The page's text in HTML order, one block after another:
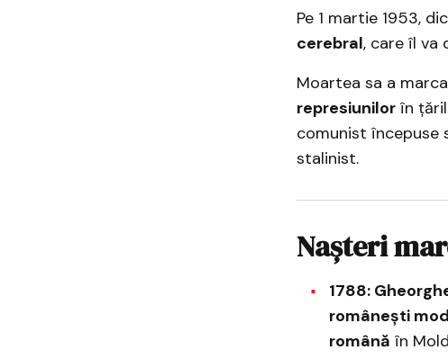
Pe 1 martie 1953,
cerebral, care îl va
Moartea sa a
represiunilorîn
comunist începuse
stalinist.
Nașteri
1788:
românești
română în